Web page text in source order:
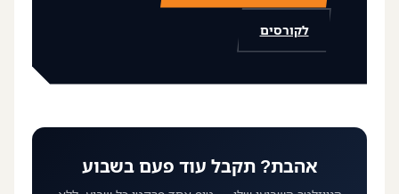
לקורסים
אהבת? תקבל עוד פעם בשבוע